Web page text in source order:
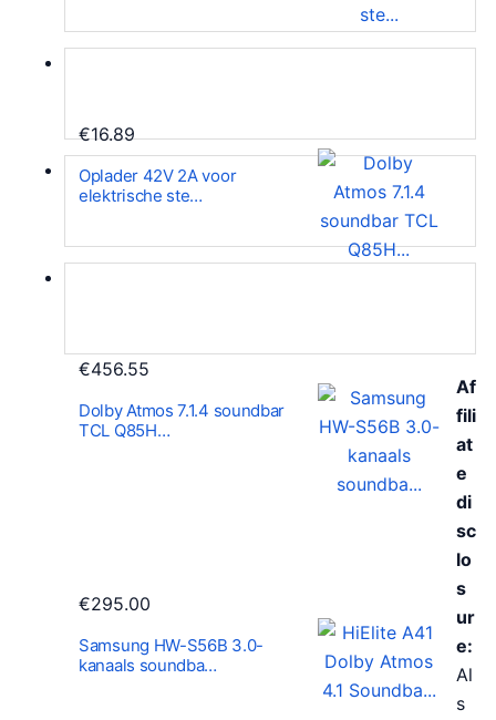
€16.89
Oplader 42V 2A voor
elektrische ste…
€456.55
Dolby Atmos 7.1.4 soundbar
TCL Q85H…
€295.00
Samsung HW-S56B 3.0-
kanaals soundba…
Af
fili
at
e
di
sc
lo
s
ur
e:
Al
s